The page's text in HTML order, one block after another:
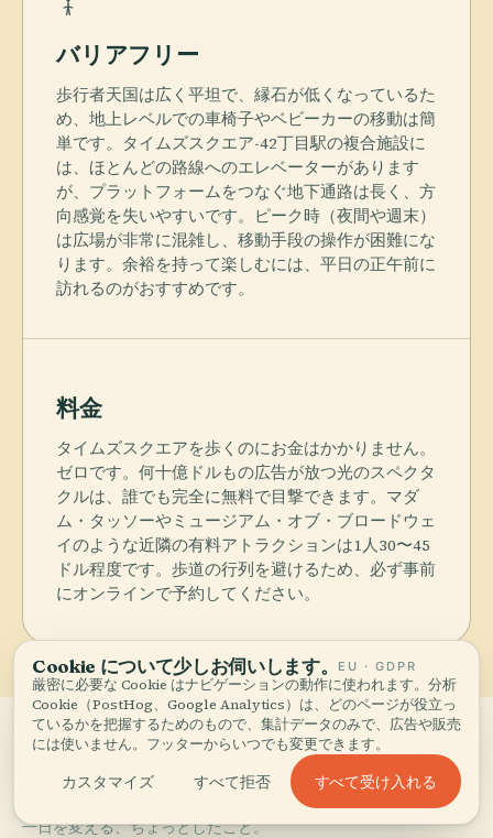
バリアフリー
歩行者天国は広く平坦で、縁石が低くなっているた
め、地上レベルでの車椅子やベビーカーの移動は簡
単です。タイムズスクエア-42丁目駅の複合施設に
は、ほとんどの路線へのエレベーターがあります
が、プラットフォームをつなぐ地下通路は長く、方
向感覚を失いやすいです。ピーク時（夜間や週末）
は広場が非常に混雑し、移動手段の操作が困難にな
ります。余裕を持って楽しむには、平日の正午前に
訪れるのがおすすめです。
料金
タイムズスクエアを歩くのにお金はかかりません。
ゼロです。何十億ドルもの広告が放つ光のスペクタ
クルは、誰でも完全に無料で目撃できます。マダ
ム・タッソーやミュージアム・オブ・ブロードウェ
イのような近隣の有料アトラクションは1人30〜45
ドル程度です。歩道の行列を避けるため、必ず事前
にオンラインで予約してください。
Tips forvisitors.
一日を変える、ちょっとしたこと。
Cookie について少しお伺いします。 EU · GDPR
厳密に必要な Cookie はナビゲーションの動作に使われます。分析
Cookie（PostHog、Google Analytics）は、どのページが役立っ
ているかを把握するためのもので、集計データのみで、広告や販売
には使いません。フッターからいつでも変更できます。
カスタマイズ すべて拒否 すべて受け入れる